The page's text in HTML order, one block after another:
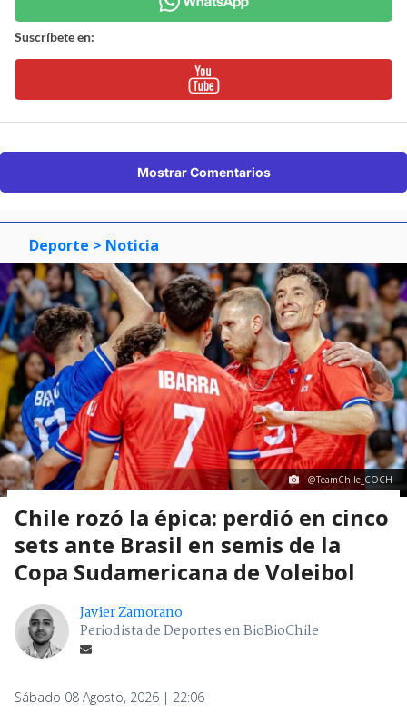
Suscríbete en:
Mostrar Comentarios
Deporte > Noticia
@TeamChile_COCH
Chile rozó la épica: perdió en cinco
sets ante Brasil en semis de la
Copa Sudamericana de Voleibol
Javier Zamorano
Periodista de Deportes en BioBioChile
Sábado 08 Agosto, 2026 | 22:06